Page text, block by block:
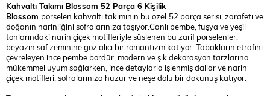
Kahvaltı Takımı Blossom 52 Parça 6 Kişilik
Blossom porselen kahvaltı takımının bu özel 52 parça serisi, zarafeti ve
doğanın narinliğini sofralarınıza taşıyor.Canlı pembe, fuşya ve yeşil
tonlarındaki narin çiçek motifleriyle süslenen bu zarif porselenler,
beyazın saf zeminine göz alıcı bir romantizm katıyor. Tabakların etrafını
çevreleyen ince pembe bordür, modern ve şık dekorasyon tarzlarına
mükemmel uyum sağlarken, ince detaylarla işlenmiş dallar ve narin
çiçek motifleri, sofralarınıza huzur ve neşe dolu bir dokunuş katıyor.